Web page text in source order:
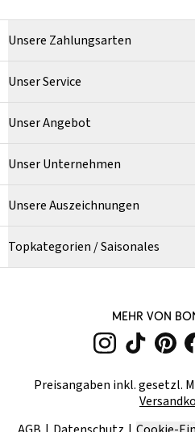
Unsere Zahlungsarten
Unser Service
Unser Angebot
Unser Unternehmen
Unsere Auszeichnungen
Topkategorien / Saisonales
MEHR VON
Preisangaben inkl. gesetzl.